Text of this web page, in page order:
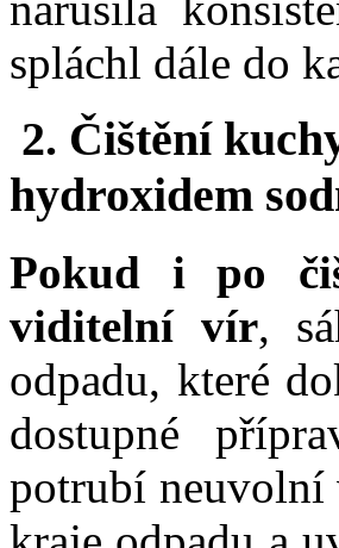
spláchl dále do
2. Čištění
hydroxidem
Pokud i po
viditelní vír,
odpadu, které
dostupné
potrubí neuvolní